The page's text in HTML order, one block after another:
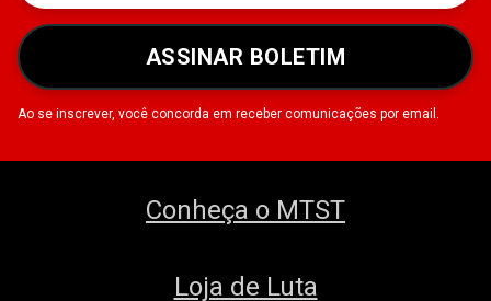
ASSINAR BOLETIM
Ao se inscrever, você concorda em receber comunicações por email.
Conheça o MTST
Loja de Luta